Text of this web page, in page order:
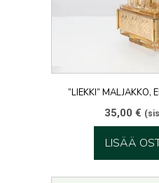
”LIEKKI” MALJAKKO,
35,00 €
LISÄÄ